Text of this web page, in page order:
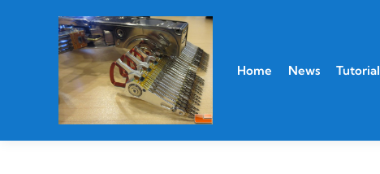
Home News Tutorial